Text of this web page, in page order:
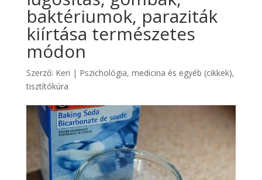
baktériumok, paraziták
kiírtása természetes
módon
Szerző: Keri | Pszichológia, medicina és egyéb (cikkek),
tisztítókúra